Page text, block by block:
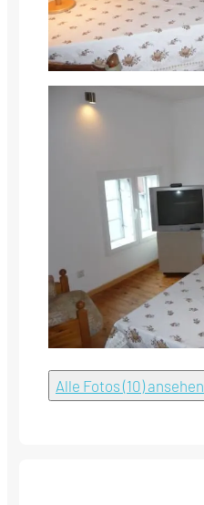
Alle Fotos (10) ansehen